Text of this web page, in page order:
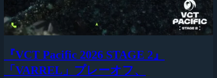
『VCT Pacific 2026 STAGE 2』
「VARREL」プレーオフ、